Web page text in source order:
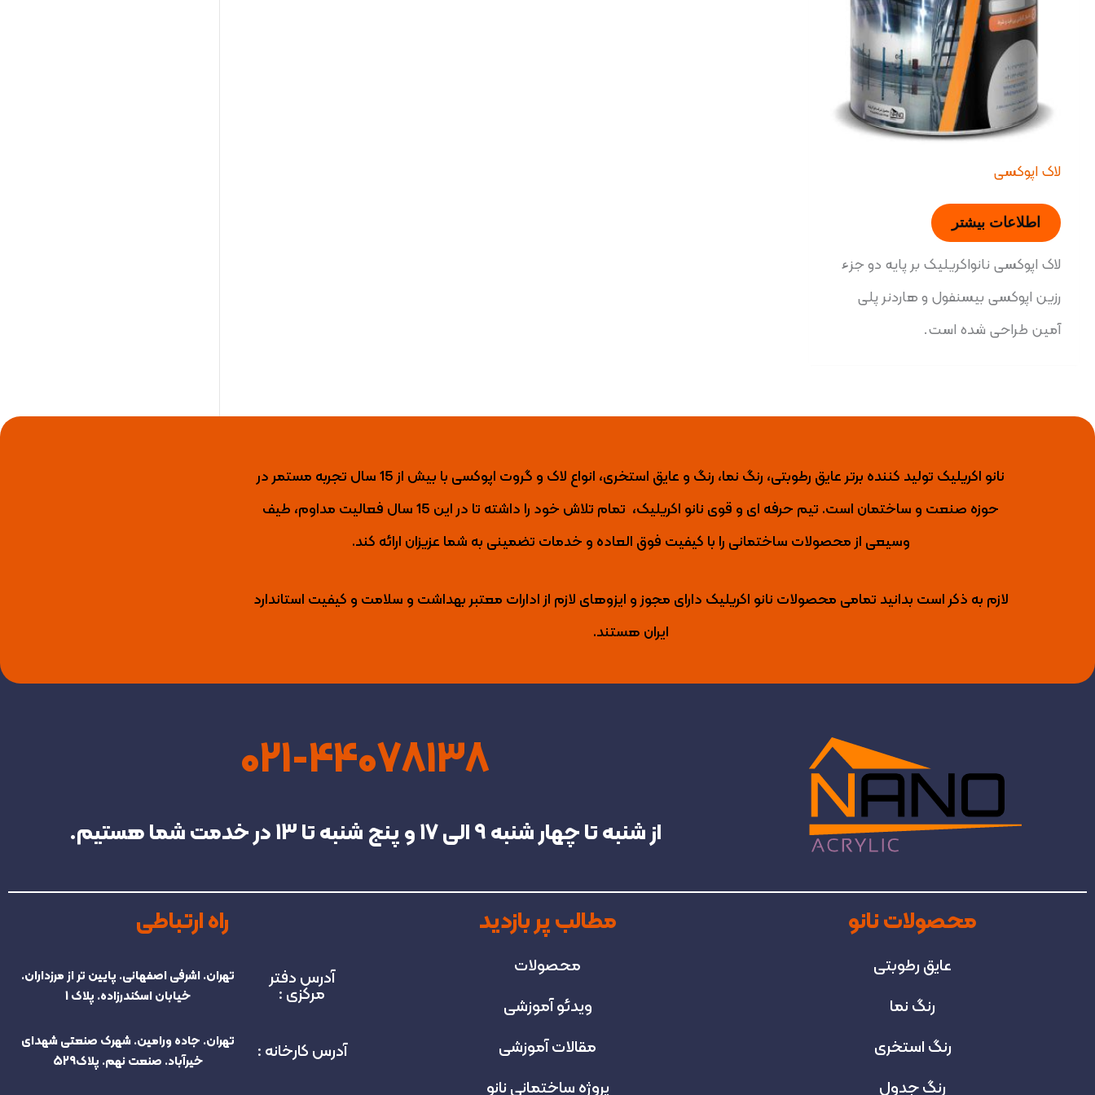
لاک اپوکسی
اطلاعات بیشتر
لاک اپوکسی نانواکریلیک بر پایه دو جزء
رزین اپوکسی بیسنفول و هاردنر پلی
آمین طراحی شده است.
نانو اکریلیک تولید کننده برتر عایق رطوبتی، رنگ نما، رنگ و عایق استخری، انواع لاک و گروت اپوکسی با بیش از 15 سال تجربه مستمر در
حوزه صنعت و ساختمان است. تیم حرفه ای و قوی نانو اکریلیک، تمام تلاش خود را داشته تا
در این 15 سال فعالیت مداوم، طیف
وسیعی از محصولات ساختمانی را با کیفیت فوق العاده و خدمات تضمینی به شما عزیزان ارائه کند.
لازم به ذکر است بدانید تمامی محصولات نانو اکریلیک دارای مجوز و ایزوهای لازم از ادارات معتبر بهداشت و سلامت و کیفیت استاندارد
ایران هستند.
021-44078138
از شنبه تا چهار شنبه‌ 9 الی 17 و پنج شنبه تا 13 در خدمت شما هستیم.
محصولات نانو
عایق رطوبتی
رنگ نما
رنگ استخری
رنگ جدول
مطالب پر بازدید
محصولات
ویدئو آموزشی
مقالات آموزشی
پروژه‌ ساختمانی نانو
راه ارتباطی
آدرس دفتر
مرکزی :
تهران. اشرفی اصفهانی. پایین تر از مرزداران.
خیابان اسکندرزاده. پلاک 1
آدرس کارخانه :
تهران. جاده ورامین. شهرک صنعتی شهدای
خیرآباد. صنعت نهم. پلاک529